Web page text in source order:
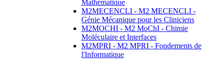
Mathématique
M2MECENCLI - M2 MECENCLI -
Génie Mécanique pour les Cliniciens
M2MOCHI - M2 MoChI - Chimie
Moléculaire et Interfaces
M2MPRI - M2 MPRI - Fondements de
l'Informatique